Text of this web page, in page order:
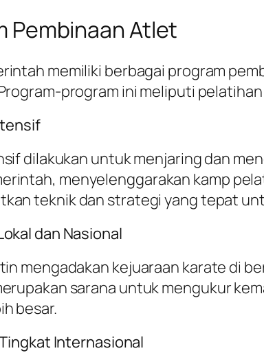
Pembinaan Atlet
memiliki berbagai program
program ini meliputi
dilakukan untuk menjaring dan
menyelenggarakan kamp
teknik dan strategi yang tepat
dan Nasional
mengadakan kejuaraan karate di
sarana untuk mengukur
besar.
Internasional